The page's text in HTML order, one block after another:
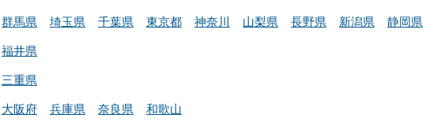
群馬県 埼玉県 千葉県 東京都 神奈川 山梨県 長野県 新潟県 静岡県
福井県
三重県
大阪府 兵庫県 奈良県 和歌山